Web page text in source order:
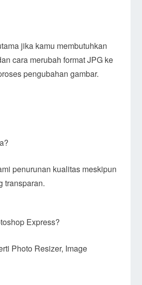
jika kamu membutuhkan
cara merubah format JPG ke
pengubahan gambar.
penurunan kualitas meskipun
transparan.
Express?
Photo Resizer, Image